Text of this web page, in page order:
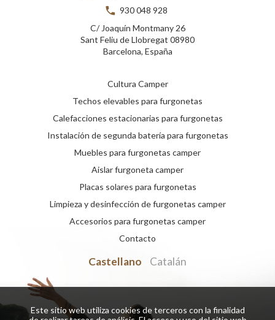
phone 930 048 928
C/ Joaquín Montmany 26
Sant Feliu de Llobregat 08980
Barcelona, España
Cultura Camper
Techos elevables para furgonetas
Calefacciones estacionarias para furgonetas
Instalación de segunda batería para furgonetas
Muebles para furgonetas camper
Aislar furgoneta camper
Placas solares para furgonetas
Limpieza y desinfección de furgonetas camper
Accesorios para furgonetas camper
Contacto
Castellano Catalán
Este sitio web utiliza cookies de terceros con la finalidad